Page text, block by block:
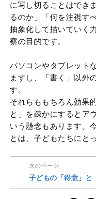
に写し切ることはでき
るのか」「何を注視す
抽象化して描いていく
察の目的です。
パソコンやタブレット
ますし、「書く」以外
す。
それらももちろん効果
と」を疎かにするとア
いう懸念もあります。
とは、子どもたちにと
次のページ
子どもの「得意」と